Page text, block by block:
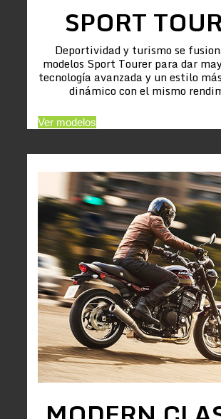
SPORT
Deportividad y turismo se
modelos Sport Tourer para dar
tecnología avanzada y un estilo
dinámico con el mismo
Ver modelos